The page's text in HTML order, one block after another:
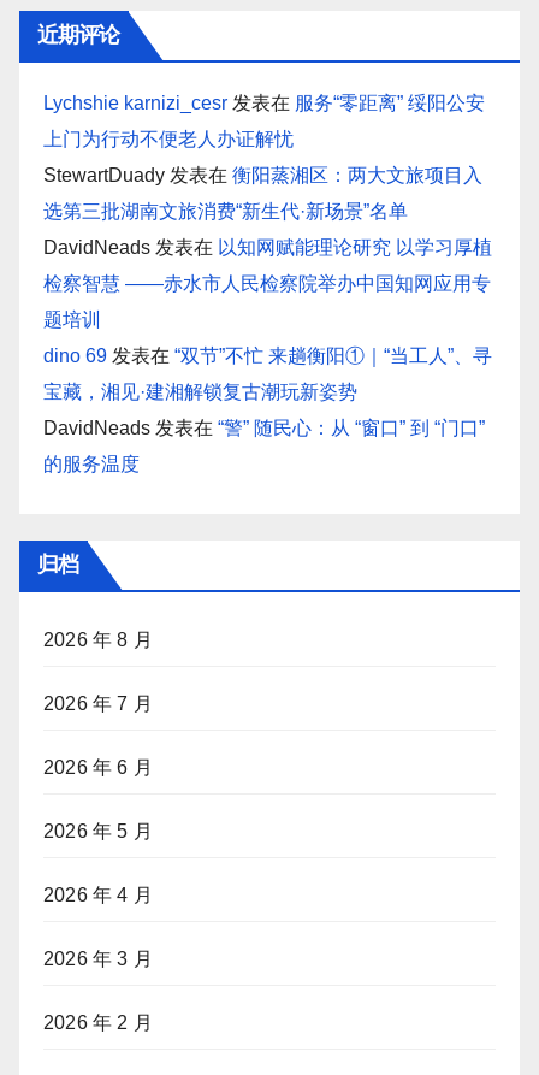
近期评论
Lychshie karnizi_cesr 发表在 服务“零距离” 绥阳公安
上门为行动不便老人办证解忧
StewartDuady 发表在 衡阳蒸湘区：两大文旅项目入
选第三批湖南文旅消费“新生代·新场景”名单
DavidNeads 发表在 以知网赋能理论研究 以学习厚植
检察智慧 ——赤水市人民检察院举办中国知网应用专
题培训
dino 69 发表在 “双节”不忙 来趟衡阳①｜“当工人”、寻
宝藏，湘见·建湘解锁复古潮玩新姿势
DavidNeads 发表在 “警” 随民心：从 “窗口” 到 “门口”
的服务温度
归档
2026 年 8 月
2026 年 7 月
2026 年 6 月
2026 年 5 月
2026 年 4 月
2026 年 3 月
2026 年 2 月